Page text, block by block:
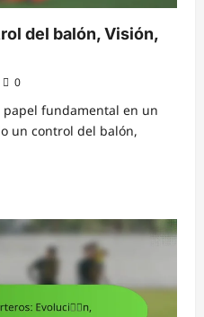
del balón, Visión,
0
fundamental en un
un control del balón,